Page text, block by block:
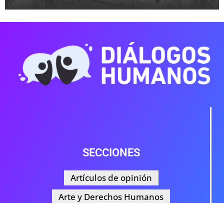
SECCIONES
Artículos de opinión
Arte y Derechos Humanos